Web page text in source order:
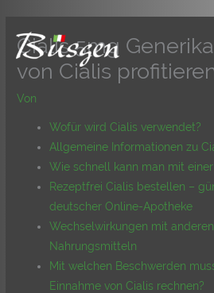
springen
Cialis 5mg
von Cialis
Von
Wofür wird Cialis verwendet?
Allgemeine Informationen zu
Wie schnell kann man mit
Rezeptfrei Cialis bestellen –
deutscher Online-Apotheke
Wechselwirkungen mit
Nahrungsmitteln
Mit welchen Beschwerden
Einnahme von Cialis rechnen?